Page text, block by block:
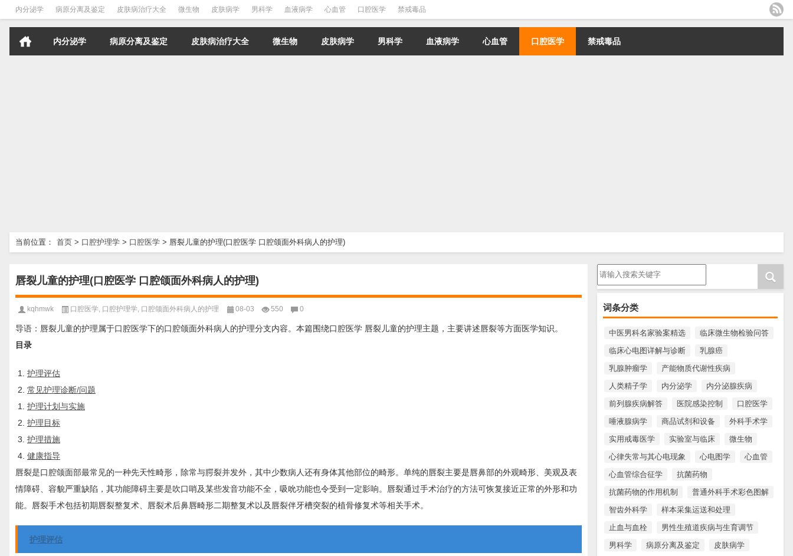
内分泌学 病原分离及鉴定 皮肤病治疗大全 微生物 皮肤病学 男科学 血液病学 心血管 口腔医学 禁戒毒品
内分泌学 病原分离及鉴定 皮肤病治疗大全 微生物 皮肤病学 男科学 血液病学 心血管 口腔医学 禁戒毒品
当前位置： 首页 > 口腔护理学 > 口腔医学 > 唇裂儿童的护理(口腔医学 口腔颌面外科病人的护理)
词条分类
中医男科名家验案精选
临床微生物检验问答
临床心电图详解与诊断
乳腺癌
乳腺肿瘤学
产能物质代谢性疾病
人类精子学
内分泌学
内分泌腺疾病
前列腺疾病解答
医院感染控制
口腔医学
唾液腺病学
商品试剂和设备
外科手术学
实用戒毒医学
实验室与临床
微生物
心律失常与其心电现象
心电图学
心血管
心血管综合征学
抗菌药物
抗菌药物的作用机制
普通外科手术彩色图解
智齿外科学
样本采集运送和处理
止血与血栓
男性生殖道疾病与生育调节
男科学
病原分离及鉴定
皮肤病学
唇裂儿童的护理(口腔医学 口腔颌面外科病人的护理)
kqhmwk 口腔医学, 口腔护理学, 口腔颌面外科病人的护理 08-03 550 0
导语：唇裂儿童的护理属于口腔医学下的口腔颌面外科病人的护理分支内容。本篇围绕口腔医学 唇裂儿童的护理主题，主要讲述唇裂等方面医学知识。
目录
护理评估
常见护理诊断/问题
护理计划与实施
护理目标
护理措施
健康指导
唇裂是口腔颌面部最常见的一种先天性畸形，除常与腭裂并发外，其中少数病人还有身体其他部位的畸形。单纯的唇裂主要是唇鼻部的外观畸形、美观及表
情障碍、容貌严重缺陷，其功能障碍主要是吹口哨及某些发音功能不全，吸吮功能也令受到一定影响。唇裂通过手术治疗的方法可恢复接近正常的外形和功
能。唇裂手术包括初期唇裂整复术、唇裂术后鼻唇畸形二期整复术以及唇裂伴牙槽突裂的植骨修复术等相关手术。
护理评估